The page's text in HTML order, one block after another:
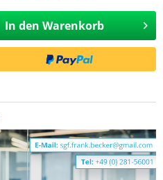
In den Warenkorb